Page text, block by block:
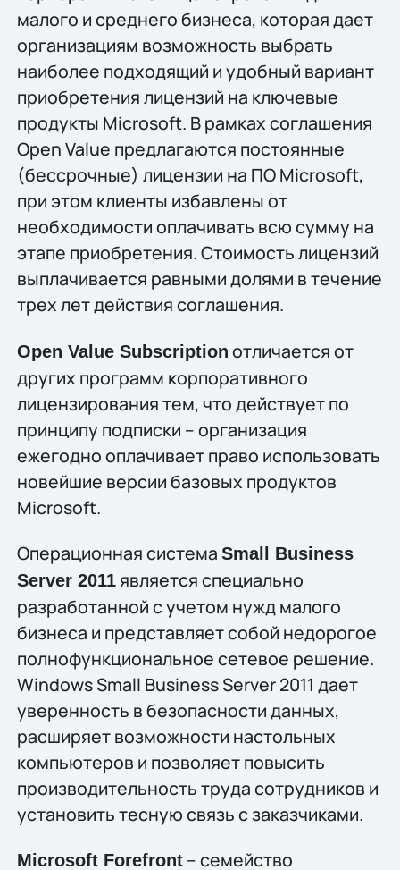
малого и среднего бизнеса, которая дает
организациям возможность выбрать
наиболее подходящий и удобный вариант
приобретения лицензий на ключевые
продукты Microsoft. В рамках соглашения
Open Value предлагаются постоянные
(бессрочные) лицензии на ПО Microsoft,
при этом клиенты избавлены от
необходимости оплачивать всю сумму на
этапе приобретения. Стоимость лицензий
выплачивается равными долями в течение
трех лет действия соглашения.
Open Value Subscription отличается от
других программ корпоративного
лицензирования тем, что действует по
принципу подписки – организация
ежегодно оплачивает право использовать
новейшие версии базовых продуктов
Microsoft.
Операционная система Small Business
Server 2011является специально
разработанной с учетом нужд малого
бизнеса и представляет собой недорогое
полнофункциональное сетевое решение.
Windows Small Business Server 2011 дает
уверенность в безопасности данных,
расширяет возможности настольных
компьютеров и позволяет повысить
производительность труда сотрудников и
установить тесную связь с заказчиками.
Microsoft Forefront– семейство